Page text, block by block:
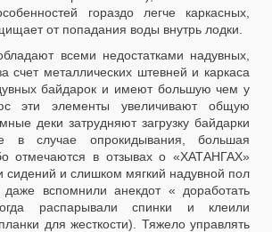
гораздо легче каркасных,
от попадания воды внутрь лодки.
всеми недостатками надувных,
счет металлических штевней и каркаса
байдарок и имеют большую чем у
эти элементы увеличивают общую
деки затрудняют загрузку байдарки
в случае опрокидывания, большая
отмечаются в отзывах о «ХАТАНГАХ»
сидений и слишком мягкий надувной пол
вспомнили анекдот « доработать
распарывали спинки и клеили
для жесткости). Тяжело управлять